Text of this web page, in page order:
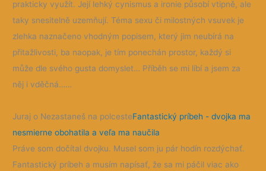
prakticky využít. Její lehký cynismus a ironie působí vtipně, ale
taky snesitelně uzemňují. Téma sexu či milostných vsuvek je
zlehka naznačeno vhodným popisem, který jim neubírá na
přitažlivosti, ba naopak, je tím ponechán prostor, každý si
může dle svého gusta domyslet… Příběh se mi líbí a jsem za
něj i vděčná……
Juraj o Nezastaneš na polcesteFantastický príbeh - dvojka ma
nesmierne obohatila a veľa ma naučila
Práve som dočítal dvojku. Musel som ju pár hodín rozdýchať.
Fantastický príbeh a musím napísať, že sa mi páčil viac ako